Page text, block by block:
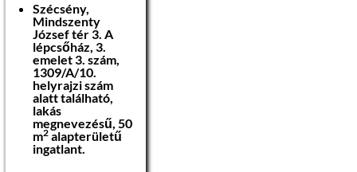
szervezési-
ügyintézési feladatok
Folyamatok
optimalizálása
Egyéb
adminisztrációs
feladatok
A munkakör
betöltésének
feltételei:
Magyar
Szécsény,
Mindszenty
József tér 3. A
lépcsőház, 3.
emelet 3. szám,
1309/A/10.
helyrajzi szám
alatt található,
lakás
megnevezésű, 50
m2 alapterületű
ingatlant.